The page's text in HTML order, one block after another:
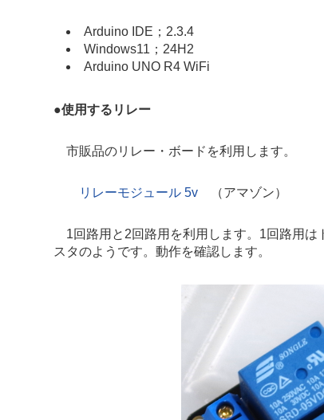
Arduino IDE；2.3.4
Windows11；24H2
Arduino UNO R4 WiFi
●使用するリレー
市販品のリレー・ボードを利用します。
リレーモジュール 5v （アマゾン）
1回路用と2回路用を利用します。1回路用は
スタのようです。動作を確認します。